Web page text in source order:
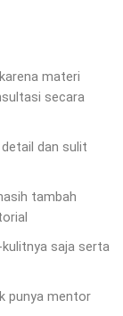
materi
secara
dan sulit
tambah
saja serta
punya mentor